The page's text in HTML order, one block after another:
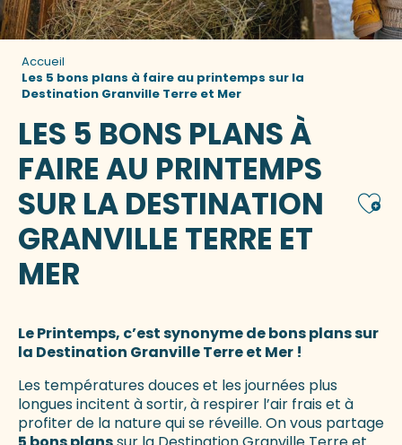
Accueil
Les 5 bons plans à faire au printemps sur la
Destination Granville Terre et Mer
LES 5 BONS PLANS À
FAIRE AU PRINTEMPS
SUR LA DESTINATION
GRANVILLE TERRE ET
MER
Le Printemps, c’est synonyme de bons plans sur
la Destination Granville Terre et Mer !
Les températures douces et les journées plus
longues incitent à sortir, à respirer l’air frais et à
profiter de la nature qui se réveille. On vous partage